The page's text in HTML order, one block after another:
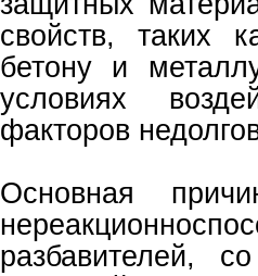
свойств, таких
бетону и
условиях
факторов
Основная
разбавителей,